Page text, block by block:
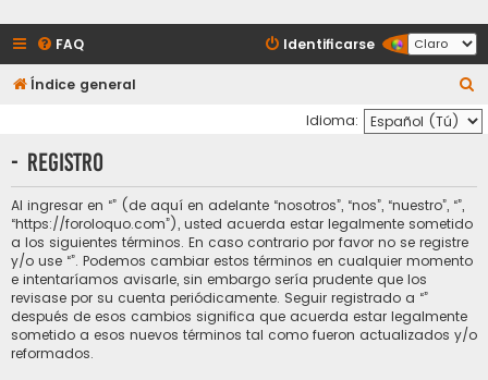
FAQ Identificarse
Índice general
u
s
Idioma:
- Registro
Al ingresar en “” (de aquí en adelante “nosotros”, “nos”, “nuestro”, “”,
“https://foroloquo.com”), usted acuerda estar legalmente sometido
a los siguientes términos. En caso contrario por favor no se registre
y/o use “”. Podemos cambiar estos términos en cualquier momento
e intentaríamos avisarle, sin embargo sería prudente que los
revisase por su cuenta periódicamente. Seguir registrado a “”
después de esos cambios significa que acuerda estar legalmente
sometido a esos nuevos términos tal como fueron actualizados y/o
reformados.